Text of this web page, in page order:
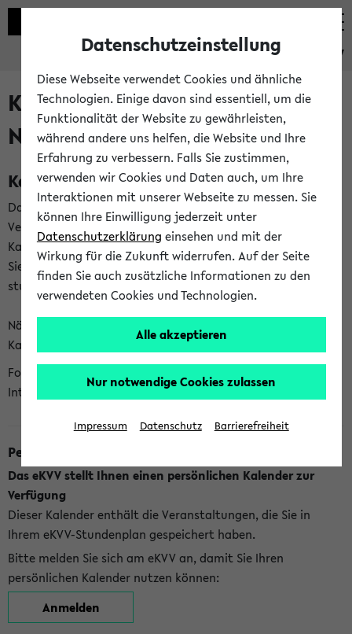
eKVV
Kalenderintegration und
Newsfeeds
Kalenderintegration
Das eKVV bietet Ihnen die Möglichkeit,
Veranstaltungstermine in eine Vielzahl von
Kalenderanwendungen einzubinden. Auf diese Weise können
Sie einen gemeinsamen Überblick über Ihre privaten und
studienbezogenen Termine erhalten.
Näheres zu Vorteilen und Funktionsweise der
Kalenderintegration können Sie auf unserer
Folgende Kalender bietet Ihnen das eKVV derzeit zur
Integration an:
Persönlicher Kalender
Das eKVV stellt Ihnen einen persönlichen Kalender zur
Verfügung
Dieser Kalender enthält die Veranstaltungen, die Sie in
Ihrem eKVV-Stundenplan gespeichert haben.
Bitte melden Sie sich am eKVV an, damit Sie Ihren
persönlichen Kalender nutzen können:
Anmelden
Datenschutzeinstellung
Diese Webseite verwendet Cookies und ähnliche
Technologien. Einige davon sind essentiell, um die
Funktionalität der Website zu gewährleisten,
während andere uns helfen, die Website und Ihre
Erfahrung zu verbessern. Falls Sie zustimmen,
verwenden wir Cookies und Daten auch, um Ihre
Interaktionen mit unserer Webseite zu messen. Sie
können Ihre Einwilligung jederzeit unter
Datenschutzerklärung einsehen und mit der
Wirkung für die Zukunft widerrufen. Auf der Seite
finden Sie auch zusätzliche Informationen zu den
verwendeten Cookies und Technologien.
Alle akzeptieren
Nur notwendige Cookies zulassen
Impressum Datenschutz Barrierefreiheit